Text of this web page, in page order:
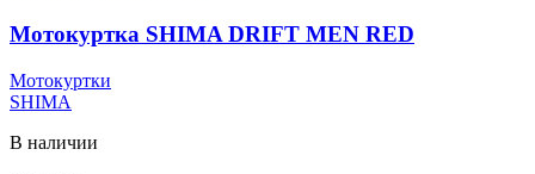
странице
Мотокуртка SHIMA DRIFT MEN RED
Мотокуртки
SHIMA
В наличии